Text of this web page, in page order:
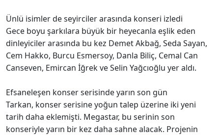
Ünlü isimler de seyirciler arasında konseri izledi
Gece boyu şarkılara büyük bir heyecanla eşlik eden
dinleyiciler arasında bu kez Demet Akbağ, Seda Sayan,
Cem Hakko, Burcu Esmersoy, Danla Biliç, Cemal Can
Canseven, Emircan İğrek ve Selin Yağcıoğlu yer aldı.
Efsaneleşen konser serisinde yarın son gün
Tarkan, konser serisine yoğun talep üzerine iki yeni
tarih daha eklemişti. Megastar, bu serinin son
konseriyle yarın bir kez daha sahne alacak. Projenin